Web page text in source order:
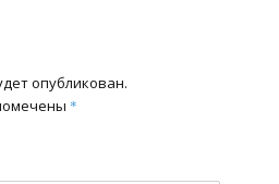
опубликован.
*